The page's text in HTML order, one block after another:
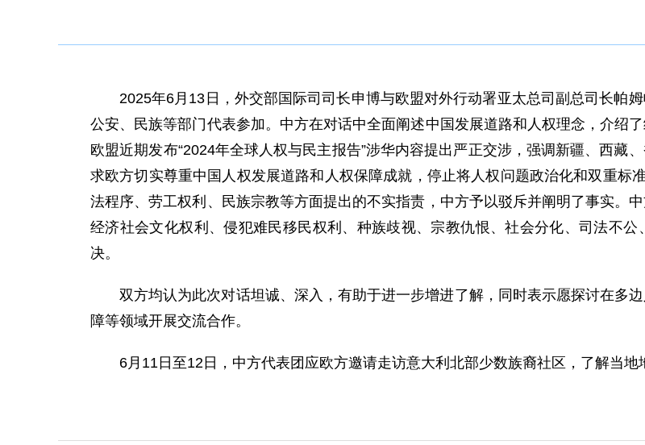
2025年6月13日，外交部国际司司长申博与欧盟对外行动署亚太总司副总司长帕
公安、民族等部门代表参加。中方在对话中全面阐述中国发展道路和人权理念，介绍
欧盟近期发布“2024年全球人权与民主报告”涉华内容提出严正交涉，强调新疆、西藏
求欧方切实尊重中国人权发展道路和人权保障成就，停止将人权问题政治化和双重标
法程序、劳工权利、民族宗教等方面提出的不实指责，中方予以驳斥并阐明了事实。
经济社会文化权利、侵犯难民移民权利、种族歧视、宗教仇恨、社会分化、司法不
决。
双方均认为此次对话坦诚、深入，有助于进一步增进了解，同时表示愿探讨在多
障等领域开展交流合作。
6月11日至12日，中方代表团应欧方邀请走访意大利北部少数族裔社区，了解当地